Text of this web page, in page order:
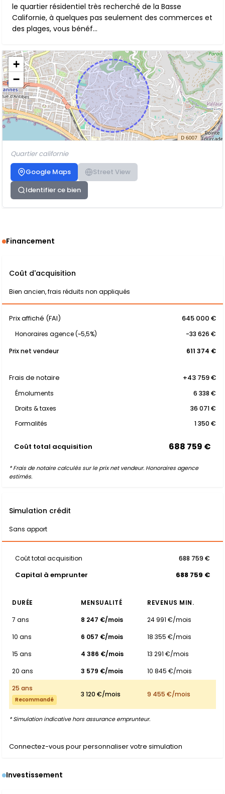
le quartier résidentiel très recherché de la Basse
Californie, à quelques pas seulement des commerces et
des plages, vous bénéf...
+
−
Quartier californie
Google Maps
Street View
Identifier ce bien
Financement
Coût d'acquisition
Bien ancien, frais réduits non appliqués
Prix affiché (FAI) 645 000 €
Honoraires agence (~5,5%)
-33 626 €
Prix net vendeur
611 374 €
Frais de notaire +43 759 €
Émoluments
6 338 €
Droits & taxes
36 071 €
Formalités
1 350 €
Coût total acquisition 688 759 €
* Frais de notaire calculés sur le prix net vendeur. Honoraires agence
estimés.
Simulation crédit
Sans apport
Coût total acquisition 688 759 €
Capital à emprunter 688 759 €
DURÉE MENSUALITÉ
REVENUS MIN.
7 ans
8 247 €/mois
24 991 €/mois
10 ans
6 057 €/mois
18 355 €/mois
15 ans
4 386 €/mois
13 291 €/mois
20 ans
3 579 €/mois
10 845 €/mois
25 ans
Recommandé
3 120 €/mois 9 455 €/mois
* Simulation indicative hors assurance emprunteur.
Connectez-vous pour personnaliser votre simulation
Investissement